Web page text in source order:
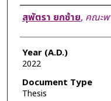
Author
สุพัตรา ยกซ้าย, คณะพ
Year (A.D.)
2022
Document Type
Thesis